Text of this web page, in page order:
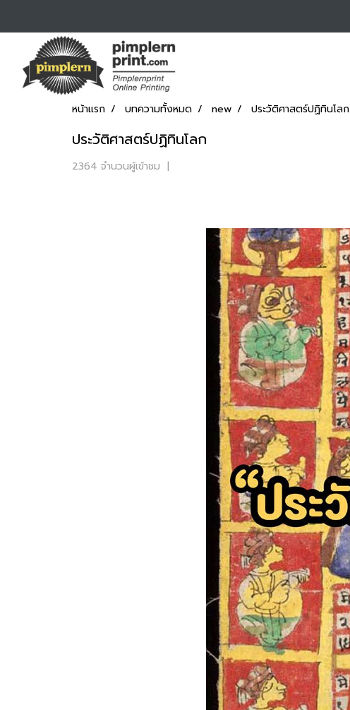
หน้าแรก บทความทั้งหมด new ประวัติศาสตร์ปฏิทินโลก
ประวัติศาสตร์ปฏิทินโลก
2364 จำนวนผู้เข้าชม |